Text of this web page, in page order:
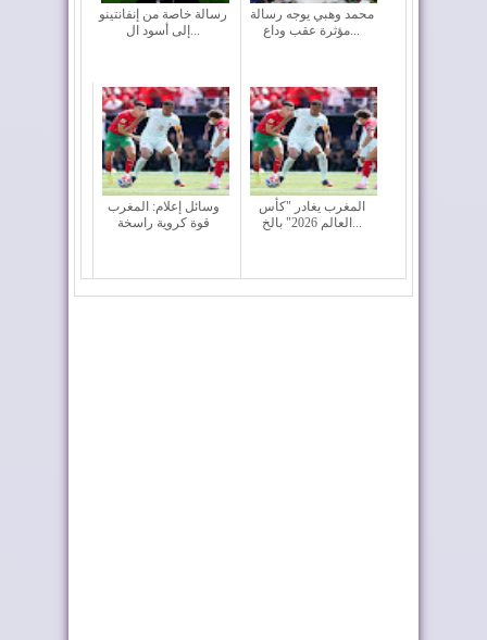
رسالة خاصة من إنفانتينو
محمد وهبي يوجه رسالة
وسائل إعلام: المغرب
قوة كروية راسخة
المغرب يغادر "كأس
العالم 2026" بالخ...